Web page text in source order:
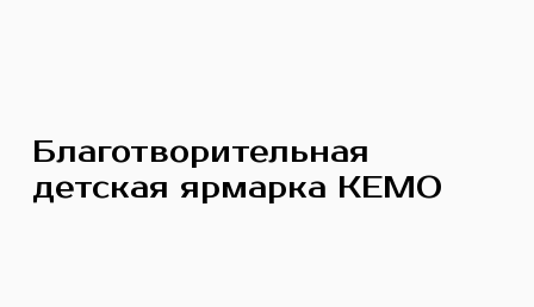
Благотворительная
детская ярмарка КЕМО